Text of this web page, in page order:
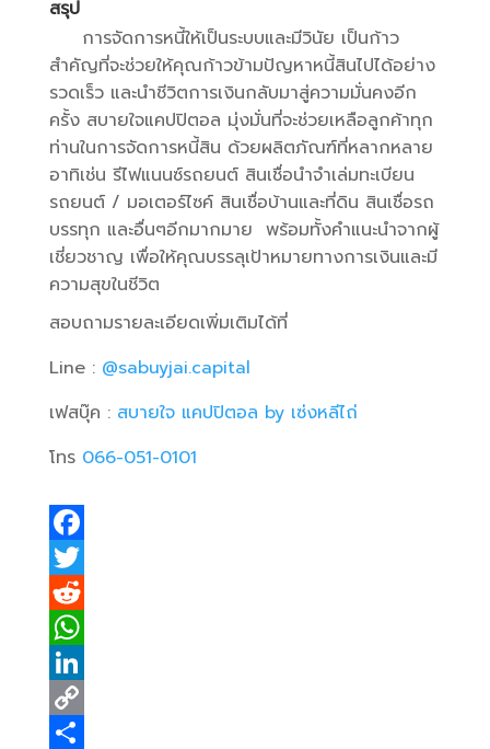
สรุป
การจัดการหนี้ให้เป็นระบบและมีวินัย เป็นก้าว
สำคัญที่จะช่วยให้คุณก้าวข้ามปัญหาหนี้สินไปได้อย่าง
รวดเร็ว และนำชีวิตการเงินกลับมาสู่ความมั่นคงอีก
ครั้ง สบายใจแคปปิตอล มุ่งมั่นที่จะช่วยเหลือลูกค้าทุก
ท่านในการจัดการหนี้สิน ด้วยผลิตภัณฑ์ที่หลากหลาย
อาทิเช่น รีไฟแนนซ์รถยนต์ สินเชื่อนำจำเล่มทะเบียน
รถยนต์ / มอเตอร์ไซค์ สินเชื่อบ้านและที่ดิน สินเชื่อรถ
บรรทุก และอื่นๆอีกมากมาย พร้อมทั้งคำแนะนำจากผู้
เชี่ยวชาญ เพื่อให้คุณบรรลุเป้าหมายทางการเงินและมี
ความสุขในชีวิต
สอบถามรายละเอียดเพิ่มเติมได้ที่
Line : @sabuyjai.capital
เฟสบุ๊ค : สบายใจ แคปปิตอล by เซ่งหลีไถ่
โทร 066-051-0101
F
a
c
e
b
o
T
w
t
t
R
e
d
d
W
h
a
L
C